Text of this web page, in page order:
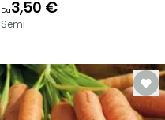
Da3,50 €
Semi